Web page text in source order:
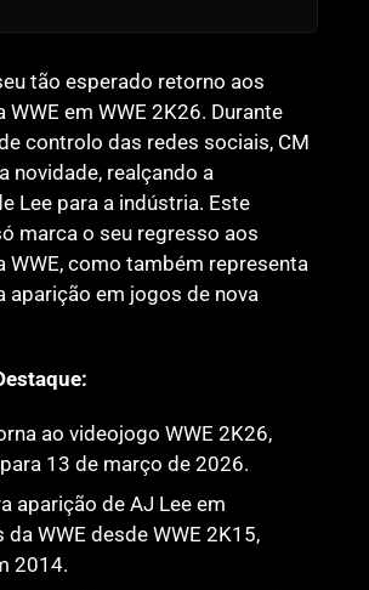
tão esperado retorno aos
em WWE 2K26. Durante
controlo das redes sociais, CM
novidade, realçando a
Lee para a indústria. Este
marca o seu regresso aos
WWE, como também representa
aparição em jogos de nova
ao videojogo WWE 2K26,
13 de março de 2026.
aparição de AJ Lee em
WWE desde WWE 2K15,
2014.